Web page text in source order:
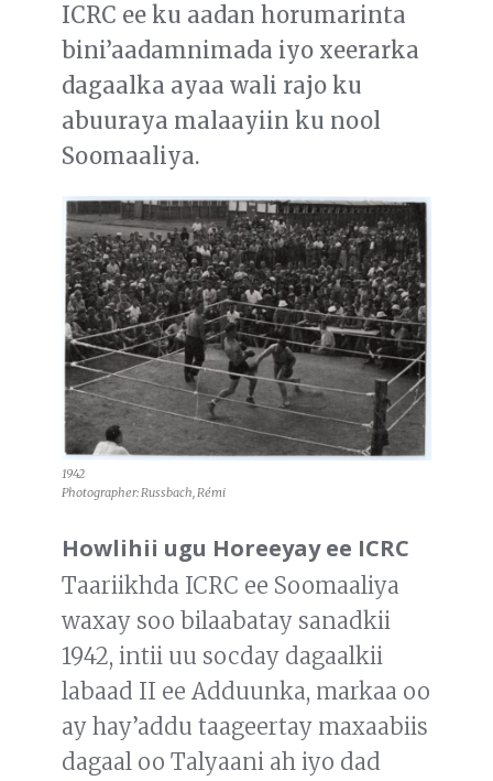
ICRC ee ku aadan horumarinta
bini’aadamnimada iyo xeerarka
dagaalka ayaa wali rajo ku
abuuraya malaayiin ku nool
Soomaaliya.
1942
Photographer: Russbach, Rémi
Howlihii ugu Horeeyay ee ICRC
Taariikhda ICRC ee Soomaaliya
waxay soo bilaabatay sanadkii
1942, intii uu socday dagaalkii
labaad II ee Adduunka, markaa oo
ay hay’addu taageertay maxaabiis
dagaal oo Talyaani ah iyo dad